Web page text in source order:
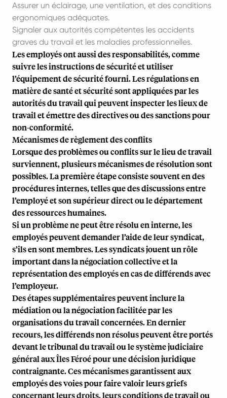
Assurer un éclairage, une ventilation, et des conditions
ergonomiques adéquates.
Signaler aux autorités compétentes les accidents
graves du travail et les maladies professionnelles.
Les employés ont aussi des responsabilités, comme
suivre les instructions de sécurité et utiliser
l’équipement de sécurité fourni. Les régulations en
matière de santé et sécurité sont appliquées par les
autorités du travail qui peuvent inspecter les lieux de
travail et émettre des directives ou des sanctions pour
non-conformité.
Mécanismes de règlement des conflits
Lorsque des problèmes ou conflits sur le lieu de travail
surviennent, plusieurs mécanismes de résolution sont
possibles. La première étape consiste souvent en des
procédures internes, telles que des discussions entre
l’employé et son supérieur direct ou le département
des ressources humaines.
Si un problème ne peut être résolu en interne, les
employés peuvent demander l’aide de leur syndicat,
s’ils en sont membres. Les syndicats jouent un rôle
important dans la négociation collective et la
représentation des employés en cas de différends avec
l’employeur.
Des étapes supplémentaires peuvent inclure la
médiation ou la négociation facilitée par les
organisations du travail concernées. En dernier
recours, les différends non résolus peuvent être portés
devant letribunal du travail ou le système judiciaire
généralaux Îles Féroé pour une décision juridique
contraignante. Ces mécanismes garantissent aux
employés des voies pour faire valoir leurs griefs
concernant leurs droits, leurs conditions de travail ou